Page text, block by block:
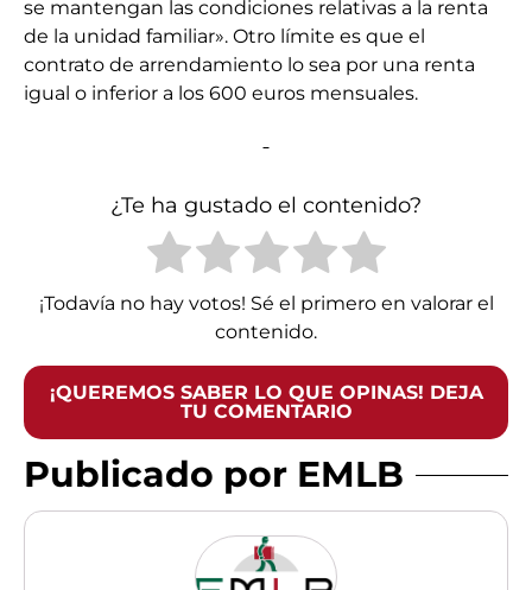
se mantengan las condiciones relativas a la renta
de la unidad familiar». Otro límite es que el
contrato de arrendamiento lo sea por una renta
igual o inferior a los 600 euros mensuales.
¿Te ha gustado el contenido?
¡Todavía no hay votos! Sé el primero en valorar el
contenido.
¡QUEREMOS SABER LO QUE OPINAS! DEJA
TU COMENTARIO
Publicado por EMLB